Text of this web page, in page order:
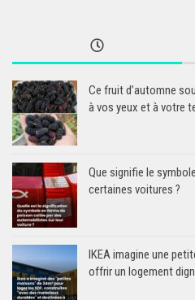
Ce fruit d’automne
à vos yeux et à votre
Que signifie le
certaines voitures ?
IKEA imagine une
offrir un logement